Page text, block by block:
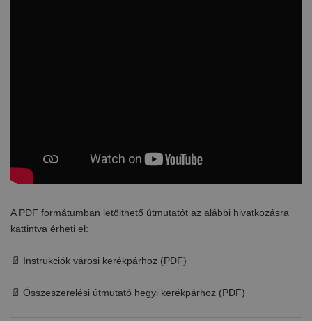
A PDF formátumban letölthető útmutatót az alábbi hivatkozásra
kattintva érheti el:
📄 Instrukciók városi kerékpárhoz (PDF)
📄 Összeszerelési útmutató hegyi kerékpárhoz (PDF)